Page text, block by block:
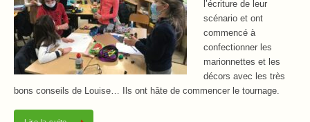
l’écriture de leur
scénario et ont
commencé à
confectionner les
marionnettes et les
décors avec les très
bons conseils de Louise… Ils ont hâte de commencer le tournage.